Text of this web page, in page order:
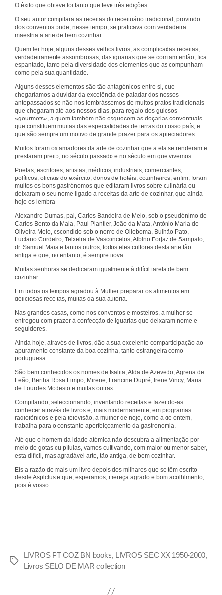
O êxito que obteve foi tanto que teve três edições.
O seu autor compilara as receitas do receituário tradicional, provindo
dos conventos onde, nesse tempo, se praticava com verdadeira
maestria a arte de bem cozinhar.
Quem ler hoje, alguns desses velhos livros, as complicadas receitas,
verdadeiramente assombrosas, das iguarias que se comiam então, fica
espantado, tanto pela diversidade dos elementos que as compunham
como pela sua quantidade.
Alguns desses elementos são tão antagónicos entre si, que
chegaríamos a duvidar da excelência de paladar dos nossos
antepassados se não nos lembrássemos de muitos pratos tradicionais
que chegaram até aos nossos dias, para regalo dos gulosos
«gourmets», a quem também não esquecem as doçarias conventuais
que constituem muitas das especialidades de terras do nosso país, e
que são sempre um motivo de grande prazer para os apreciadores.
Muitos foram os amadores da arte de cozinhar que a ela se renderam e
prestaram preito, no século passado e no século em que vivemos.
Poetas, escritores, artistas, médicos, industriais, comerciantes,
políticos, oficiais do exército, donos de hotéis, cozinheiros, enfim, foram
muitos os bons gastrónomos que editaram livros sobre culinária ou
deixaram o seu nome ligado a receitas da arte de cozinhar, que ainda
hoje os lembra.
Alexandre Dumas, pai, Carlos Bandeira de Melo, sob o pseudónimo de
Carlos Bento da Maia, Paul Plantier, João da Mata, António Maria de
Oliveira Melo, escondido sob o nome de Olleboma, Bulhão Pato,
Luciano Cordeiro, Teixeira de Vasconcelos, Albino Forjaz de Sampaio,
dr. Samuel Maia e tantos outros, todos eles cultores desta arte tão
antiga e que, no entanto, é sempre nova.
Muitas senhoras se dedicaram igualmente à difícil tarefa de bem
cozinhar.
Em todos os tempos agradou à Mulher preparar os alimentos em
deliciosas receitas, muitas da sua autoria.
Nas grandes casas, como nos conventos e mosteiros, a mulher se
entregou com prazer à confecção de iguarias que deixaram nome e
seguidores.
Ainda hoje, através de livros, dão a sua excelente comparticipação ao
apuramento constante da boa cozinha, tanto estrangeira como
portuguesa.
São bem conhecidos os nomes de Isalita, Alda de Azevedo, Agrena de
Leão, Bertha Rosa Limpo, Mirene, Francine Dupré, Irene Vincy, Maria
de Lourdes Modesto e muitas outras.
Compilando, seleccionando, inventando receitas e fazendo-as
conhecer através de livros e, mais modernamente, em programas
radiofónicos e pela televisão, a mulher de hoje, como a de ontem,
trabalha para o constante aperfeiçoamento da gastronomia.
Até que o homem da idade atómica não descubra a alimentação por
meio de gotas ou pílulas, vamos cultivando, com maior ou menor saber,
esta difícil, mas agradável arte, tão antiga, de bem cozinhar.
Eis a razão de mais um livro depois dos milhares que se têm escrito
desde Aspicius e que, esperamos, mereça agrado e bom acolhimento,
pois é vosso.
LIVROS PT COZ BN books, LIVROS SEC XX 1950-2000,
Livros SELO DE MAR collection